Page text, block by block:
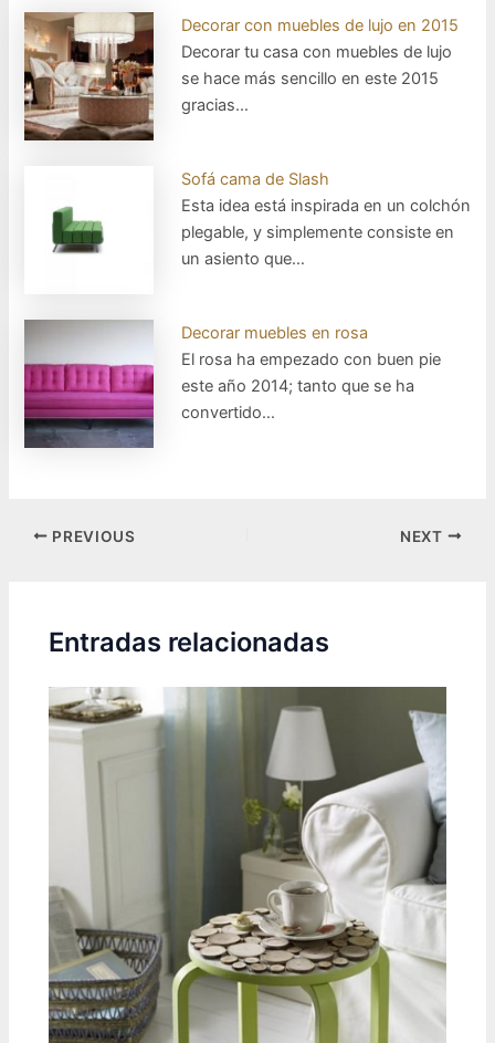
Decorar con muebles de lujo en 2015
Decorar tu casa con muebles de lujo
se hace más sencillo en este 2015
gracias…
Sofá cama de Slash
Esta idea está inspirada en un colchón
plegable, y simplemente consiste en
un asiento que…
Decorar muebles en rosa
El rosa ha empezado con buen pie
este año 2014; tanto que se ha
convertido…
Post
PREVIOUS NEXT
Entradas relacionadas